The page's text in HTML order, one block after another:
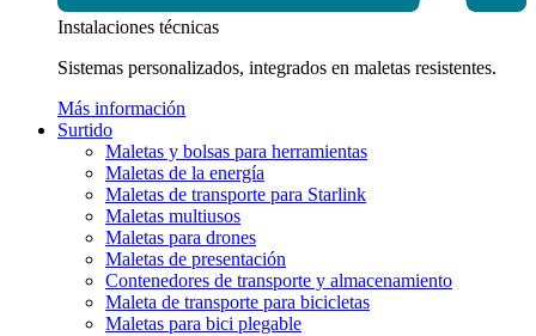
Instalaciones técnicas
Sistemas personalizados, integrados en maletas resistentes.
Más información
Surtido
Maletas y bolsas para herramientas
Maletas de la energía
Maletas de transporte para Starlink
Maletas multiusos
Maletas para drones
Maletas de presentación
Contenedores de transporte y almacenamiento
Maleta de transporte para bicicletas
Maletas para bici plegable